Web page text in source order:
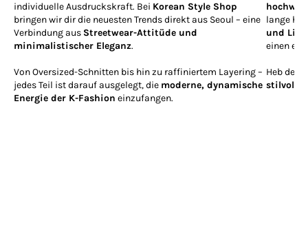
individuelle Ausdruckskraft. Bei Korean Style Shop
bringen wir dir die neuesten Trends direkt aus Seoul – eine
Verbindung aus Streetwear-Attitüde und
minimalistischer Eleganz.
Von Oversized-Schnitten bis hin zu raffiniertem Layering –
jedes Teil ist darauf ausgelegt, die moderne, dynamische
Energie der K-Fashion einzufangen.
lange
und
einen
Heb
stilvoll